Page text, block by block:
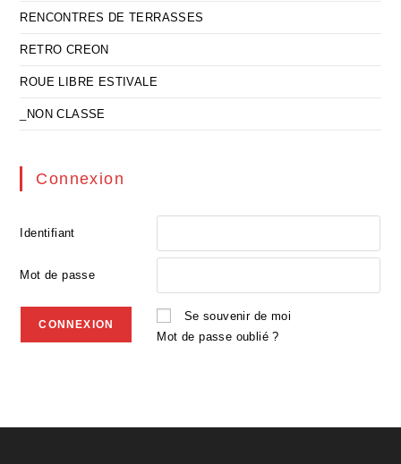
RENCONTRES DE TERRASSES
RETRO CREON
ROUE LIBRE ESTIVALE
_NON CLASSE
Connexion
Identifiant
Mot de passe
Se souvenir de moi
Mot de passe oublié ?